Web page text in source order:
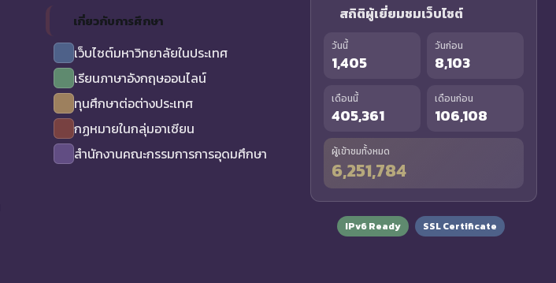
เกี่ยวกับการศึกษา
เว็บไซต์มหาวิทยาลัยในประเทศ
เรียนภาษาอังกฤษออนไลน์
ทุนศึกษาต่อต่างประเทศ
กฏหมายในกลุ่มอาเซียน
สำนักงานคณะกรรมการการอุดมศึกษา
สถิติผู้เยี่ยมชมเว็บไซต์
วันนี้
1,405
วันก่อน
8,103
เดือนนี้
405,361
เดือนก่อน
106,108
ผู้เข้าชมทั้งหมด
6,251,784
IPv6 Ready SSL Certificate